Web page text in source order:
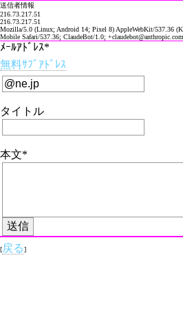
送信者情報
216.73.217.51
216.73.217.51
Mozilla/5.0 (Linux; Android 14; Pixel 8) AppleWebKit/537.36
Mobile Safari/537.36; ClaudeBot/1.0;
ﾒｰﾙｱﾄﾞﾚｽ*
無料ｻﾌﾞｱﾄﾞﾚｽ
タイトル
本文*
[戻る]